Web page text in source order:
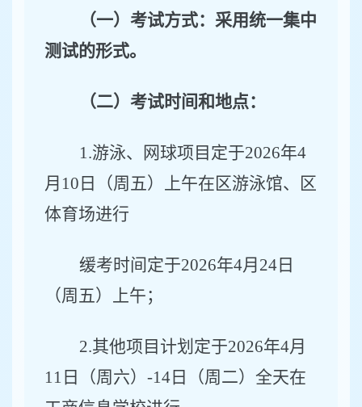
（一）考试方式：采用统一集中
测试的形式。
（二）考试时间和地点：
1.游泳、网球项目定于2026年4
月 10 日（周五）上午在区游泳馆、区
体育场进行
缓考时间定于2026年4月 24 日
（周五）上午；
2.其他项目计划定于2026年4月
11 日（周六） -14 日（周二）全天在